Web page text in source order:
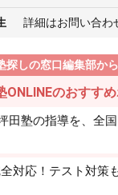
詳細はお問い合わ
探しの窓口編集部か
ONLINEのおすす
田塾の指導を、全
対応！テスト対策